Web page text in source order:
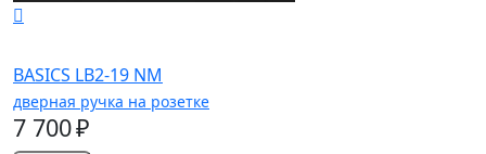
BASICS LB2-19 NM
дверная ручка на розетке
7 700 ₽